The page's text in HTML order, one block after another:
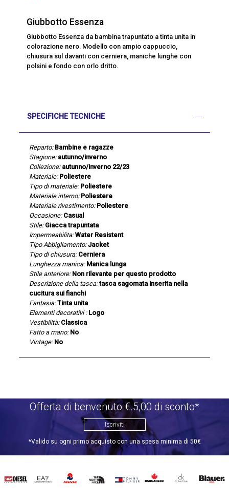
Giubbotto Essenza
Giubbotto Essenza da bambina trapuntato a tinta unita in
colorazione nero. Modello con ampio cappuccio,
chiusura sul davanti con cerniera, maniche lunghe con
polsini e fondo con orlo dritto.
SPECIFICHE TECNICHE
Reparto: Bambine e ragazze
Stagione: autunno/inverno
Collezione: autunno/inverno 22/23
Materiale: Poliestere
Tipo di materiale: Poliestere
Materiale interno: Poliestere
Materiale rivestimento: Poliestere
Occasione: Casual
Stile: Giacca trapuntata
Impermeabilita: Water Resistent
Tipo Abbigliamento: Jacket
Tipo di chiusura: Cerniera
Lunghezza manica: Manica lunga
Stile anteriore: Non rilevante per questo prodotto
Descrizione della tasca: tasca sagomata inserita nella
cucitura sui fianchi
Fantasia: Tinta unita
Elementi decorativi : Logo
Vestibilità: Classica
Fatto a mano: No
Vintage: No
Offerta di benvenuto €.5,00 di sconto*
Iscriviti
*Valido su ogni primo acquisto con una spesa minima di 50€
DIESEL EA7 INVICTATHE
TOMMY
DSQUARED2
CALVIN BLAUER